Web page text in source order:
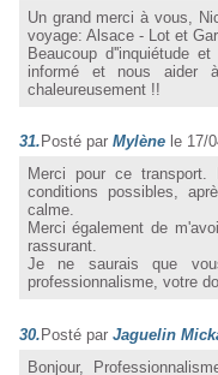
Un grand merci à vous,
voyage: Alsace - Lot et
Beaucoup d''inquiétude
informé et nous aider
chaleureusement !!
31. Posté par Mylène le 17/
Merci pour ce transport.
conditions possibles,
calme.
Merci également de
rassurant.
Je ne saurais que
professionnalisme, votre
30. Posté par Jaguelin
Bonjour,